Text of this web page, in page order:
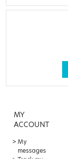
MY
ACCOUNT
My
messages
Track my